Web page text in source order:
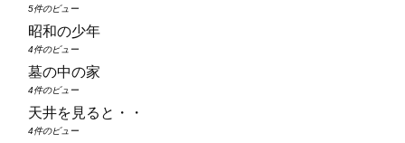
5件のビュー
昭和の少年
4件のビュー
墓の中の家
4件のビュー
天井を見ると・・
4件のビュー